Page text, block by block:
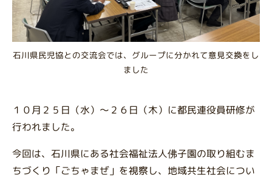
石川県民児協との交流会では、グループに分かれて意見交換をし
ました
１０月２５日（水）～２６日（木）に都民連役員研修が
行われました。
今回は、石川県にある社会福祉法人佛子園の取り組むま
ちづくり「ごちゃまぜ」を視察し、地域共生社会につい